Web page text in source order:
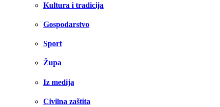
Kultura i tradicija
Gospodarstvo
Sport
Župa
Iz medija
Civilna zaštita